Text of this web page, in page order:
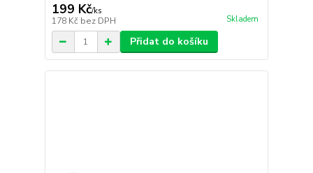
199 Kč/ks
178 Kč bez DPH Skladem
Přidat do košíku